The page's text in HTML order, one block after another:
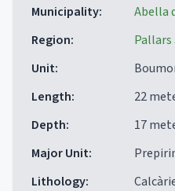
Municipality:
Abella
Region:
Pallars
Unit:
Length:
22
Depth:
17
Major Unit:
Lithology: